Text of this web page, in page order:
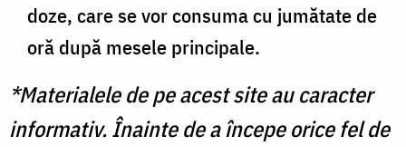
doze, care se vor consuma cu jumătate de
oră după mesele principale.
*Materialele de pe acest site au caracter
informativ. Înainte de a începe orice fel de